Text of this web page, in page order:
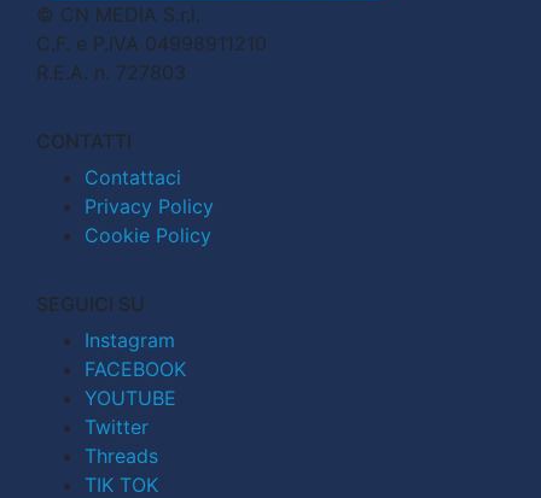
© CN MEDIA S.r.l.
C.F. e P.IVA 04998911210
R.E.A. n. 727803
CONTATTI
Contattaci
Privacy Policy
Cookie Policy
SEGUICI SU
Instagram
FACEBOOK
YOUTUBE
Twitter
Threads
TIK TOK